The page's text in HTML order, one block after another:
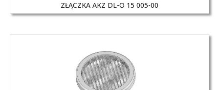
ZŁĄCZKA AKZ DL-O 15 005-00